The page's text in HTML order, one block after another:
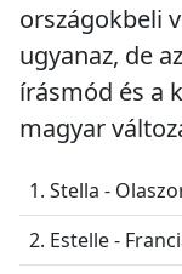
országokbeli
ugyanaz, de
írásmód és a
magyar
1. Stella -
2. Estelle -